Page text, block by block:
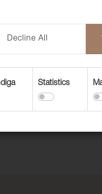
Decline All
Statistics